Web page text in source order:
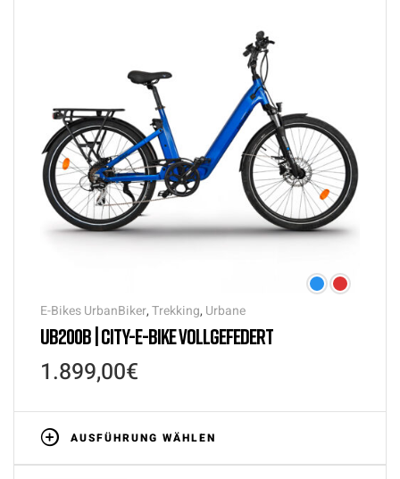
E-Bikes UrbanBiker,Trekking, Urbane
UB200B | CITY-E-BIKE VOLLGEFEDERT
1.899,00€
AUSFÜHRUNG WÄHLEN